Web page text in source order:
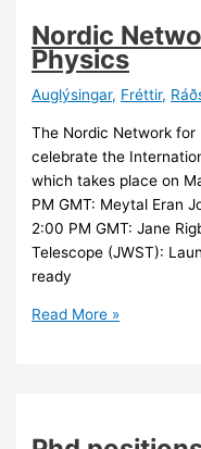
science
and
technology
the
University
of
Iceland
Nordic
Physics
Auglýsingar, Fréttir,
The Nordic Network for
celebrate the
which takes place on
PM GMT: Meytal Eran
2:00 PM GMT: Jane
Telescope (JWST):
ready
Nordic
Read More »